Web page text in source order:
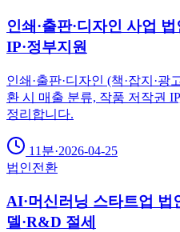
인쇄·출판·디자인 사업
IP·정부지원
인쇄·출판·디자인 (책·잡지·
환 시 매출 분류, 작품 저작권
정리합니다.
11분·2026-04-25
법인전환
AI·머신러닝 스타트업 법
델·R&D 절세